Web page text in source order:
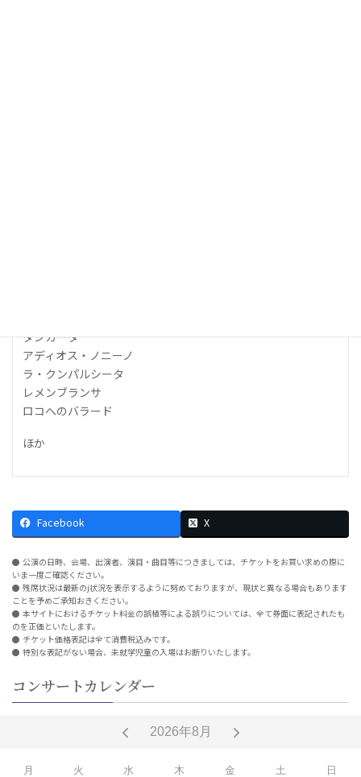
タンガータ
アディオス・ノニーノ
ラ・クンパルシータ
レメンブランサ
ロコへのバラード
ほか
Facebook X
公演の日時、会場、出演者、演目・曲目等につきましては、チケットをお買い求めの際に
いま一度ご確認ください。
残席状況は最新のj状況を表示するように努めておりますが、現状と異なる場合もあります
ことを予めご承知おきください。
本サイトにおけるチケット料金の誤植等による誤りについては、全て券面に表記されたも
のを正価といたします。
チケット価格表記は全て消費税込みです。
特別な表記がない場合、未就学児童の入場はお断りいたします。
コンサートカレンダー
2026年8月
月 火 水 木 金 土 日